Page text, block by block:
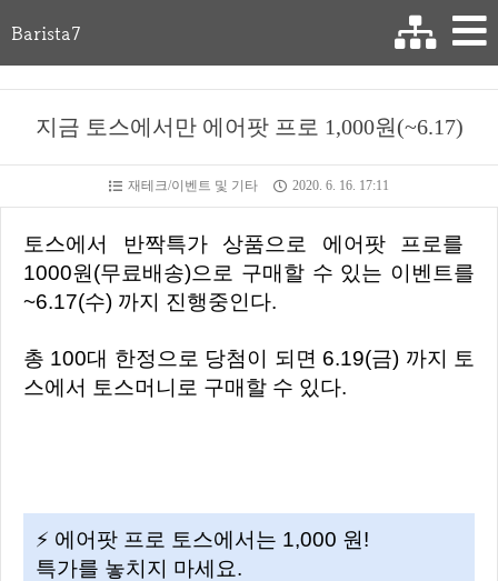
Barista7
지금 토스에서만 에어팟 프로 1,000원(~6.17)
재테크/이벤트 및 기타 2020. 6. 16. 17:11
토스에서 반짝특가 상품으로 에어팟 프로를
1000원(무료배송)으로 구매할 수 있는 이벤트를
~6.17(수) 까지 진행중인다.
총 100대 한정으로 당첨이 되면 6.19(금) 까지 토
스에서 토스머니로 구매할 수 있다.
⚡ 에어팟 프로 토스에서는 1,000 원!
특가를 놓치지 마세요.